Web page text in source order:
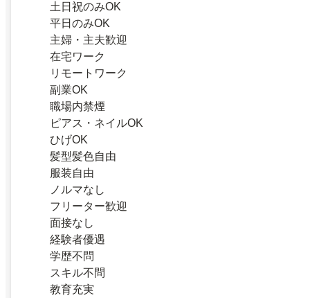
土日祝のみOK
平日のみOK
主婦・主夫歓迎
在宅ワーク
リモートワーク
副業OK
職場内禁煙
ピアス・ネイルOK
ひげOK
髪型髪色自由
服装自由
ノルマなし
フリーター歓迎
面接なし
経験者優遇
学歴不問
スキル不問
教育充実